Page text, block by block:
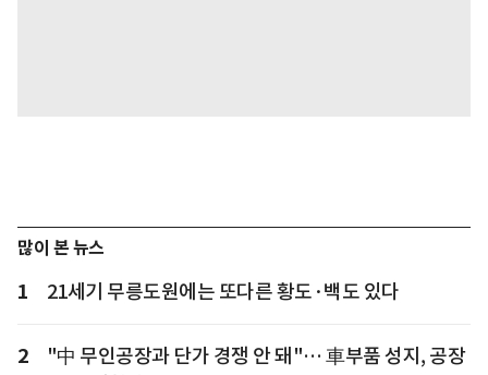
많이 본 뉴스
1 21세기 무릉도원에는 또다른 황도·백도 있다
2
"中 무인공장과 단가 경쟁 안 돼"… 車부품 성지, 공장